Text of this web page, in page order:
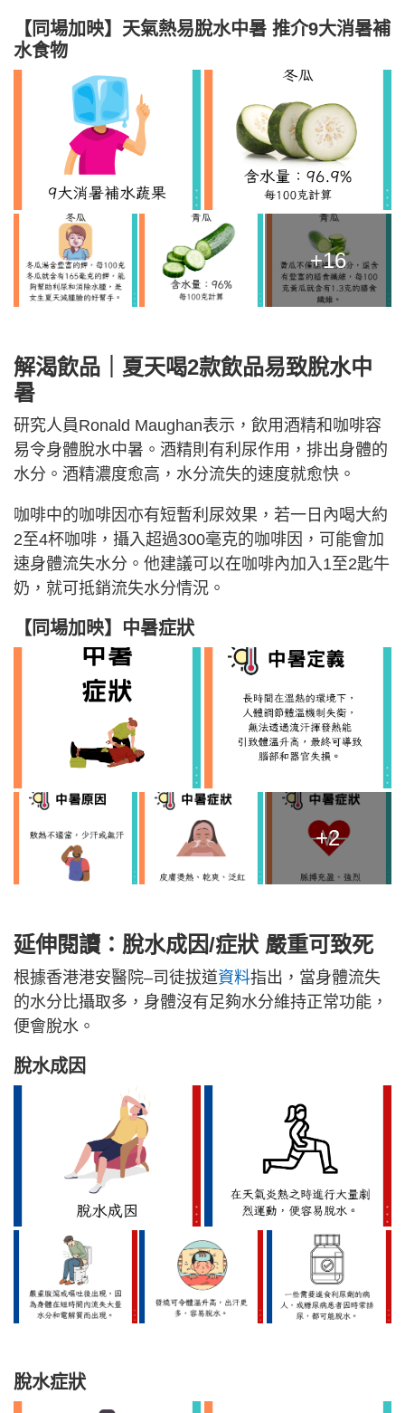
【同場加映】天氣熱易脫水中暑 推介9大消暑補
水食物
+16
解渴飲品｜夏天喝2款飲品易致脫水中
暑
研究人員Ronald Maughan表示，飲用酒精和咖啡容
易令身體脫水中暑。酒精則有利尿作用，排出身體的
水分。酒精濃度愈高，水分流失的速度就愈快。
咖啡中的咖啡因亦有短暫利尿效果，若一日內喝大約
2至4杯咖啡，攝入超過300毫克的咖啡因，可能會加
速身體流失水分。他建議可以在咖啡內加入1至2匙牛
奶，就可抵銷流失水分情況。
【同場加映】中暑症狀
+2
延伸閱讀：脫水成因/症狀 嚴重可致死
根據香港港安醫院–司徒拔道資料指出，當身體流失
的水分比攝取多，身體沒有足夠水分維持正常功能，
便會脫水。
脫水成因
脫水症狀